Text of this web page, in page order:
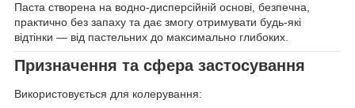
Паста створена на водно-дисперсійній основі, безпечна,
практично без запаху та дає змогу отримувати будь-які
відтінки — від пастельних до максимально глибоких.
Призначення та сфера застосування
Використовується для колерування: